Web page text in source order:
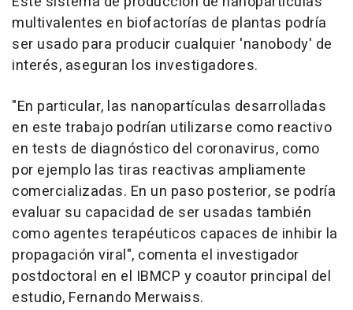
multivalentes en biofactorías de plantas podría
ser usado para producir cualquier 'nanobody' de
interés, aseguran los investigadores.
"En particular, las nanopartículas desarrolladas
en este trabajo podrían utilizarse como reactivo
en tests de diagnóstico del coronavirus, como
por ejemplo las tiras reactivas ampliamente
comercializadas. En un paso posterior, se podría
evaluar su capacidad de ser usadas también
como agentes terapéuticos capaces de inhibir la
propagación viral", comenta el investigador
postdoctoral en el IBMCP y coautor principal del
estudio, Fernando Merwaiss.